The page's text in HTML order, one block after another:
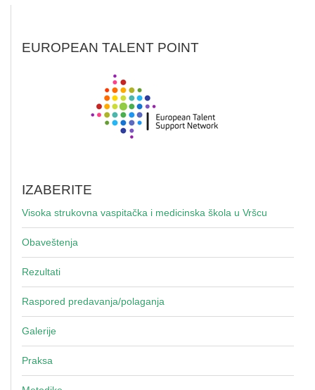
EUROPEAN TALENT POINT
IZABERITE
Visoka strukovna vaspitačka i medicinska škola u Vršcu
Obaveštenja
Rezultati
Raspored predavanja/polaganja
Galerije
Praksa